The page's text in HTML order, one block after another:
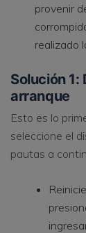
provenir
realizado
Solución
arranque
Esto es lo
seleccione el
pautas a